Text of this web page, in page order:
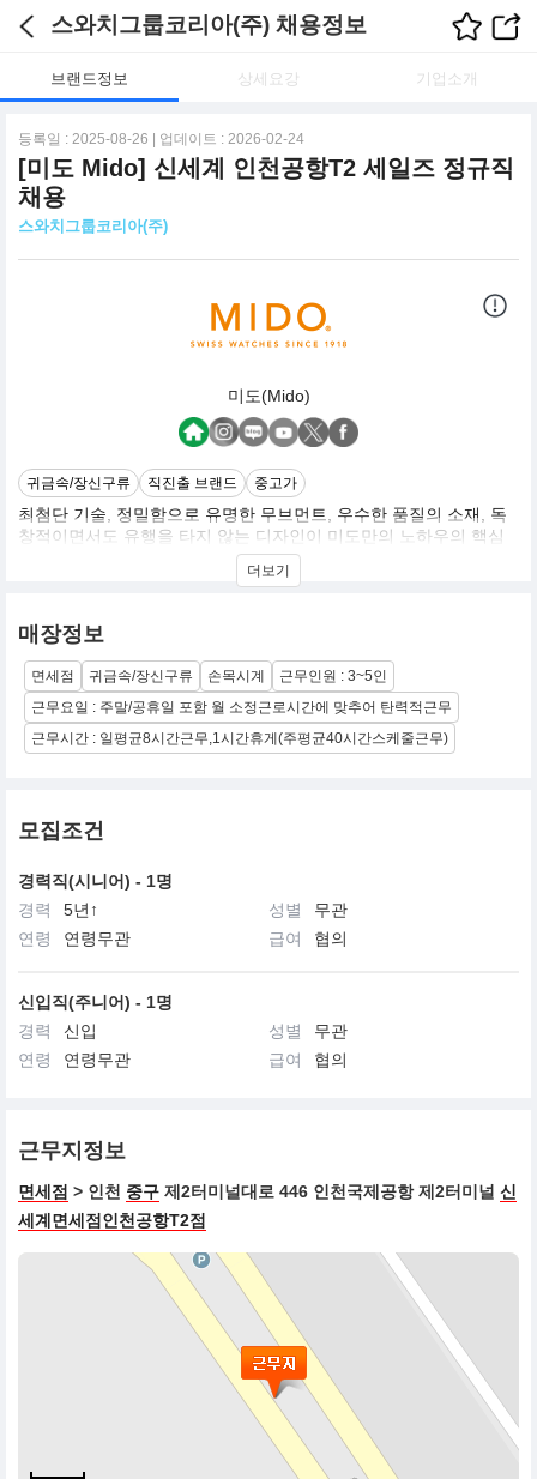
스와치그룹코리아(주) 채용정보
브랜드정보 상세요강 기업소개
등록일 : 2025-08-26 | 업데이트 : 2026-02-24
[미도 Mido] 신세계 인천공항T2 세일즈 정규직
채용
스와치그룹코리아(주)
미도(Mido)
귀금속/장신구류 직진출 브랜드 중고가
최첨단 기술, 정밀함으로 유명한 무브먼트, 우수한 품질의 소재, 독
창적이면서도 유행을 타지 않는 디자인이 미도만의 노하우의 핵심
입니다. 미도는 전문성을 바탕으로 스위스 워치메이킹의 최고 기준
을 충족하는 기계적, 미적 특징을 자랑스럽게 선보입니다. 미도는 가
의 공식 파트너로 2019년 부터 함께하고 있습니다. 극도의 정밀성,
탁월한 성과, 심플한 미학은 미도와 레드불 클리프 다이빙의 공통점
입니다. 미도와 스포츠 이벤트 레드불 클리프 다이빙은 한계점을 추
월하는 완벽함을 달성하기 위해 끊임없는 혁신을 시도하며 열정과
야망을 공유하고 있습니다.
더보기
매장정보
면세점 귀금속/장신구류 손목시계
근무인원 : 3~5인
근무요일 : 주말/공휴일 포함 월 소정근로시간에 맞추어 탄력적근무
근무시간 : 일평균8시간근무,1시간휴게(주평균40시간스케줄근무)
모집조건
경력직(시니어) - 1명
경력
5년↑ 성별
무관
연령
연령무관 급여 협의
신입직(주니어) - 1명
경력
신입 성별
무관
연령
연령무관 급여 협의
근무지정보
면세점 > 인천 중구 제2터미널대로 446 인천국제공항 제2터미널 신
세계면세점인천공항T2점